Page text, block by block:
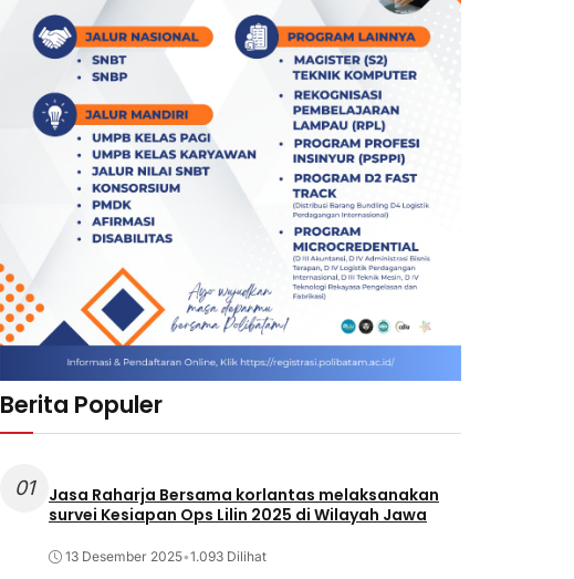
Berita Populer
01
Jasa Raharja Bersama korlantas melaksanakan
survei Kesiapan Ops Lilin 2025 di Wilayah Jawa
13 Desember 2025•1.093 Dilihat